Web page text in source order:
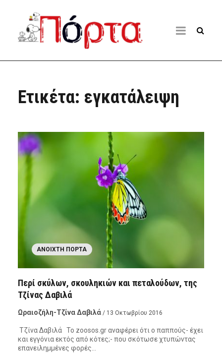
Ετικέτα: εγκατάλειψη
ΑΝΟΙΧΤΉ ΠΌΡΤΑ
Περί σκύλων, σκουληκιών και πεταλούδων, της
Τζίνας Δαβιλά
Ωραιοζήλη-Τζίνα Δαβιλά / 13 Οκτωβρίου 2016
Τζίνα Δαβιλά Το zoosos.gr αναφέρει ότι ο παππούς- έχει
και εγγόνια εκτός από κότες;- που σκότωσε χτυπώντας
επανειλημμένες φορές…